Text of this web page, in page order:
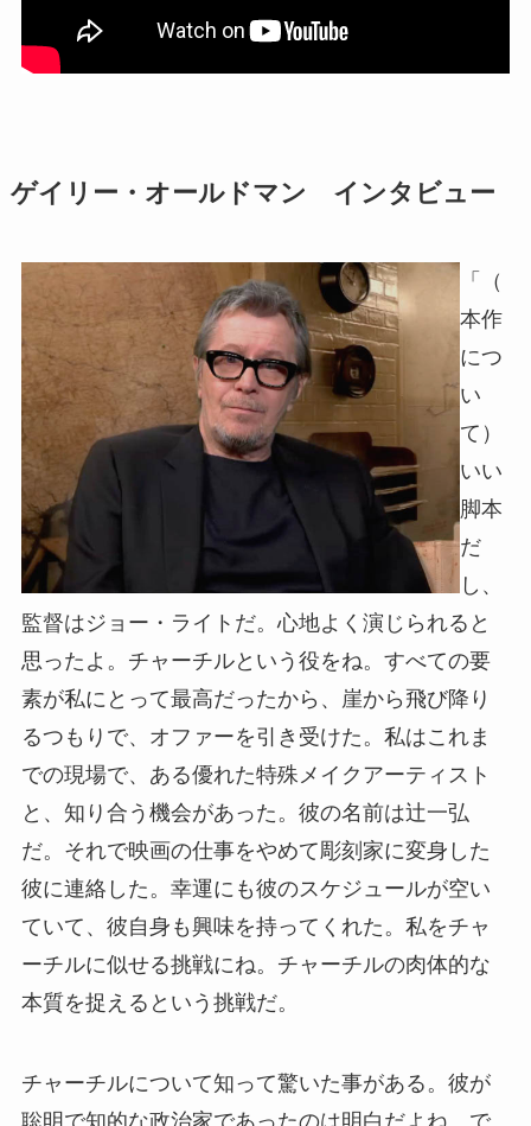
ゲイリー・オールドマン インタビュー
「（
本作
につ
い
て）
いい
脚本
だ
し、
監督はジョー・ライトだ。心地よく演じられると
思ったよ。チャーチルという役をね。すべての要
素が私にとって最高だったから、崖から飛び降り
るつもりで、オファーを引き受けた。私はこれま
での現場で、ある優れた特殊メイクアーティスト
と、知り合う機会があった。彼の名前は辻一弘
だ。それで映画の仕事をやめて彫刻家に変身した
彼に連絡した。幸運にも彼のスケジュールが空い
ていて、彼自身も興味を持ってくれた。私をチャ
ーチルに似せる挑戦にね。チャーチルの肉体的な
本質を捉えるという挑戦だ。
チャーチルについて知って驚いた事がある。彼が
聡明で知的な政治家であったのは明白だよね。で